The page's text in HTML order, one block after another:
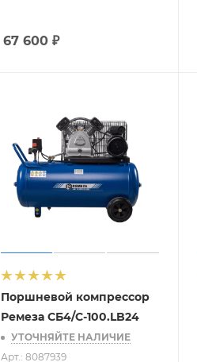
67 600 ₽
Поршневой компрессор
Ремеза СБ4/С-100.LB24
УТОЧНЯЙТЕ НАЛИЧИЕ
Арт.: 8087939